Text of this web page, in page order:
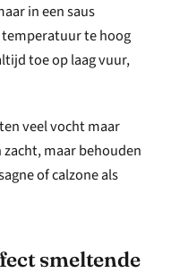
in een saus
te hoog
toe op laag vuur,
veel vocht maar
maar behouden
of calzone als
smeltende